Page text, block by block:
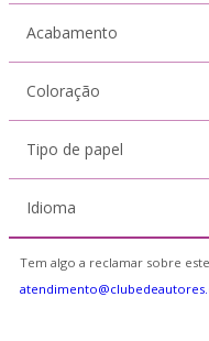
Acabamento
Coloração
Tipo de papel
Idioma
Tem algo a reclamar sobre